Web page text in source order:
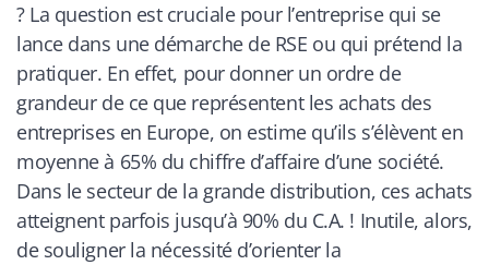
? La question est cruciale pour l’entreprise qui se
lance dans une démarche de RSE ou qui prétend la
pratiquer. En effet, pour donner un ordre de
grandeur de ce que représentent les achats des
entreprises en Europe, on estime qu’ils s’élèvent en
moyenne à 65% du chiffre d’affaire d’une société.
Dans le secteur de la grande distribution, ces achats
atteignent parfois jusqu’à 90% du C.A. ! Inutile, alors,
de souligner la nécessité d’orienter la